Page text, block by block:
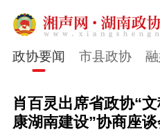
政协要闻 市县政协
肖百灵出席省政协“
康湖南建设”协商座